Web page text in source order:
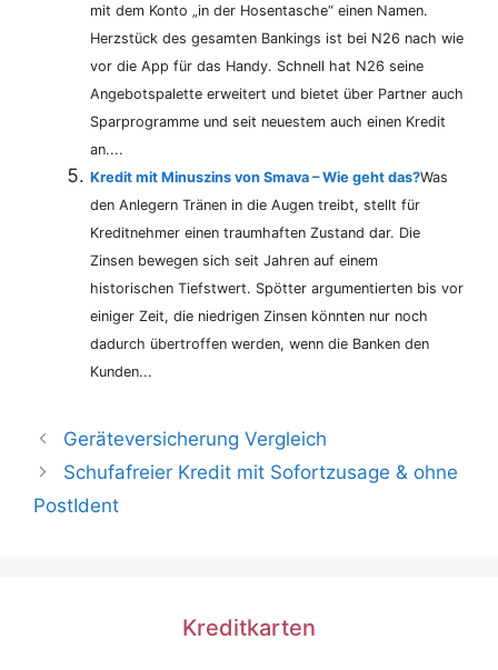
mit dem Konto „in der Hosentasche“ einen Namen.
Herzstück des gesamten Bankings ist bei N26 nach wie
vor die App für das Handy. Schnell hat N26 seine
Angebotspalette erweitert und bietet über Partner auch
Sparprogramme und seit neuestem auch einen Kredit
an....
Kredit mit Minuszins von Smava – Wie geht das?Was
den Anlegern Tränen in die Augen treibt, stellt für
Kreditnehmer einen traumhaften Zustand dar. Die
Zinsen bewegen sich seit Jahren auf einem
historischen Tiefstwert. Spötter argumentierten bis vor
einiger Zeit, die niedrigen Zinsen könnten nur noch
dadurch übertroffen werden, wenn die Banken den
Kunden...
Geräteversicherung Vergleich
Schufafreier Kredit mit Sofortzusage & ohne
PostIdent
Kreditkarten